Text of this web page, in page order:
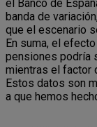
el Banco de
banda de
que el escenario
En suma, el
pensiones podría
mientras el factor
Estos datos son
a que hemos